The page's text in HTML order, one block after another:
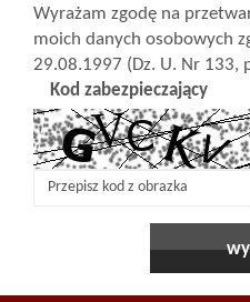
Wyrażam zgodę na
moich danych osobowych
29.08.1997 (Dz. U. Nr 133,
Kod zabezpieczający